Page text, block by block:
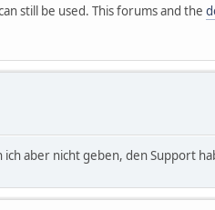
still be used. This forums and the
aber nicht geben, den Support